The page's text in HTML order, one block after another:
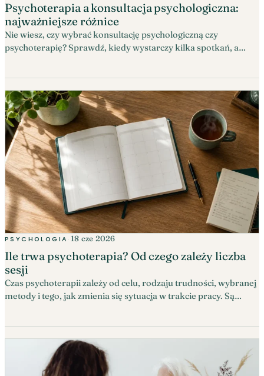
Psychoterapia a konsultacja psychologiczna:
najważniejsze różnice
Nie wiesz, czy wybrać konsultację psychologiczną czy
psychoterapię? Sprawdź, kiedy wystarczy kilka spotkań, a
PSYCHOLOGIA · 18 cze 2026
Ile trwa psychoterapia? Od czego zależy liczba
sesji
Czas psychoterapii zależy od celu, rodzaju trudności, wybranej
metody i tego, jak zmienia się sytuacja w trakcie pracy. Są